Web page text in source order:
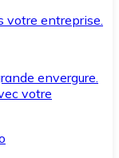
votre entreprise.
envergure.
votre